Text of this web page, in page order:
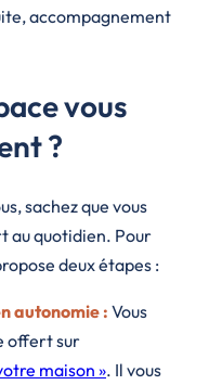
accompagnement
vous
?
sachez que vous
au quotidien. Pour
deux étapes :
autonomie : Vous
offert sur
maison ». Il vous